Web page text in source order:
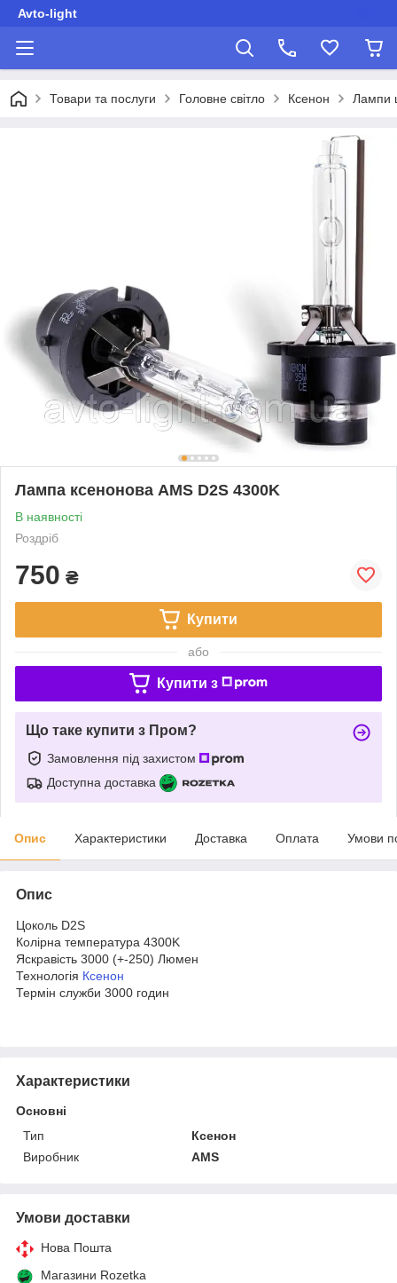
Avto-light
Товари та послуги Головне світло Ксенон Лампи
Лампа ксенонова AMS D2S 4300K
В наявності
Роздріб
750 ₴
Купити
або
Купити з
Що таке купити з Пром?
Замовлення під захистом
Доступна доставка
Опис Характеристики Доставка Оплата Умови
Опис
Цоколь D2S
Колірна температура 4300K
Яскравість 3000 (+-250) Люмен
Технологія Ксенон
Термін служби 3000 годин
Характеристики
Основні
Тип
Ксенон
Виробник
AMS
Умови доставки
Нова Пошта
Магазини Rozetka